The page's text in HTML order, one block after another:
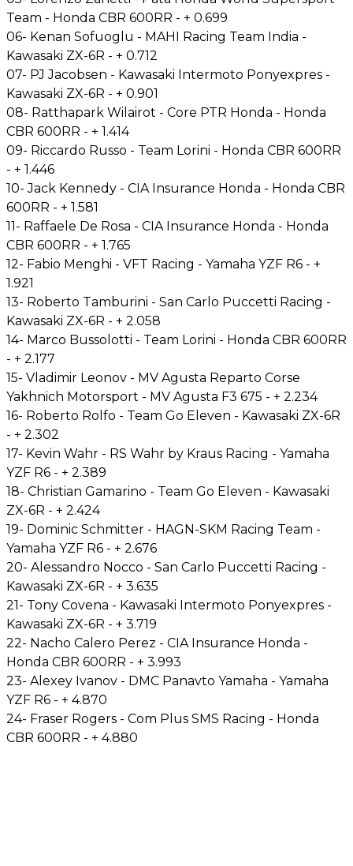
Team - Honda CBR 600RR - + 0.699
06- Kenan Sofuoglu - MAHI Racing Team India -
Kawasaki ZX-6R - + 0.712
07- PJ Jacobsen - Kawasaki Intermoto Ponyexpres -
Kawasaki ZX-6R - + 0.901
08- Ratthapark Wilairot - Core PTR Honda - Honda
CBR 600RR - + 1.414
09- Riccardo Russo - Team Lorini - Honda CBR 600RR
- + 1.446
10- Jack Kennedy - CIA Insurance Honda - Honda CBR
600RR - + 1.581
11- Raffaele De Rosa - CIA Insurance Honda - Honda
CBR 600RR - + 1.765
12- Fabio Menghi - VFT Racing - Yamaha YZF R6 - +
1.921
13- Roberto Tamburini - San Carlo Puccetti Racing -
Kawasaki ZX-6R - + 2.058
14- Marco Bussolotti - Team Lorini - Honda CBR 600RR
- + 2.177
15- Vladimir Leonov - MV Agusta Reparto Corse
Yakhnich Motorsport - MV Agusta F3 675 - + 2.234
16- Roberto Rolfo - Team Go Eleven - Kawasaki ZX-6R
- + 2.302
17- Kevin Wahr - RS Wahr by Kraus Racing - Yamaha
YZF R6 - + 2.389
18- Christian Gamarino - Team Go Eleven - Kawasaki
ZX-6R - + 2.424
19- Dominic Schmitter - HAGN-SKM Racing Team -
Yamaha YZF R6 - + 2.676
20- Alessandro Nocco - San Carlo Puccetti Racing -
Kawasaki ZX-6R - + 3.635
21- Tony Covena - Kawasaki Intermoto Ponyexpres -
Kawasaki ZX-6R - + 3.719
22- Nacho Calero Perez - CIA Insurance Honda -
Honda CBR 600RR - + 3.993
23- Alexey Ivanov - DMC Panavto Yamaha - Yamaha
YZF R6 - + 4.870
24- Fraser Rogers - Com Plus SMS Racing - Honda
CBR 600RR - + 4.880